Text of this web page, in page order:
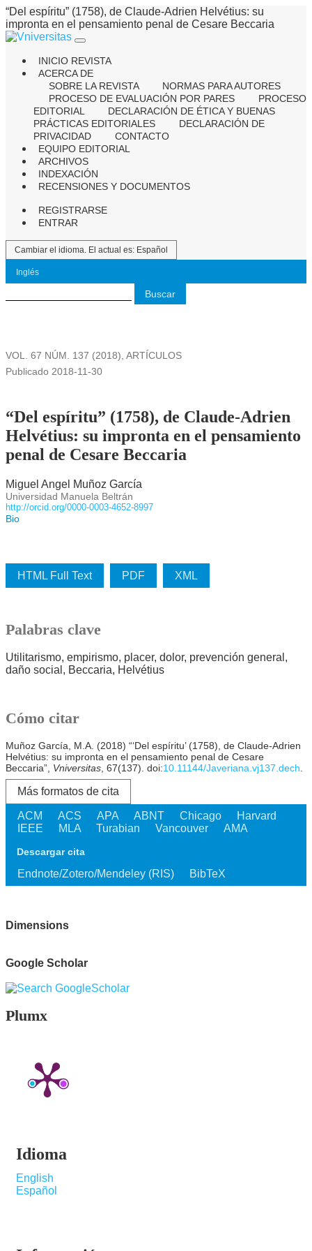
“Del espíritu” (1758), de Claude-Adrien Helvétius: su
impronta en el pensamiento penal de Cesare Beccaria
INICIO REVISTA
ACERCA DE
SOBRE LA REVISTA
NORMAS PARA AUTORES
PROCESO DE EVALUACIÓN POR PARES
PROCESO
EDITORIAL
DECLARACIÓN DE ÉTICA Y BUENAS
PRÁCTICAS EDITORIALES
DECLARACIÓN DE
PRIVACIDAD
CONTACTO
EQUIPO EDITORIAL
ARCHIVOS
INDEXACIÓN
RECENSIONES Y DOCUMENTOS
REGISTRARSE
ENTRAR
Cambiar el idioma. El actual es: Español
Inglés
Buscar
VOL. 67 NÚM. 137 (2018), ARTÍCULOS
“Del espíritu” (1758), de Claude-Adrien
Helvétius: su impronta en el pensamiento
penal de Cesare Beccaria
Publicado 2018-11-30
Miguel Angel Muñoz García
Universidad Manuela Beltrán
http://orcid.org/0000-0003-4652-8997
Bio
HTML Full Text PDF XML
Palabras clave
Utilitarismo empirismo placer dolor prevención general
daño social
Beccaria Helvétius
Cómo citar
Muñoz García, M.A. (2018) “‘Del espíritu’ (1758), de Claude-Adrien
Helvétius: su impronta en el pensamiento penal de Cesare
Beccaria”, Vniversitas, 67(137). doi:10.11144/Javeriana.vj137.dech.
Más formatos de cita
ACM ACS APA ABNT Chicago
Harvard
IEEE
MLA Turabian Vancouver AMA
Descargar cita
Endnote/Zotero/Mendeley (RIS) BibTeX
Dimensions
Google Scholar
Plumx
Idioma
English
Español